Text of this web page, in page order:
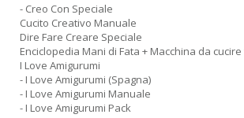
- Creo Con Speciale
Cucito Creativo Manuale
Dire Fare Creare Speciale
Enciclopedia Mani di Fata + Macchina da
I Love Amigurumi
- I Love Amigurumi (Spagna)
- I Love Amigurumi Manuale
- I Love Amigurumi Pack